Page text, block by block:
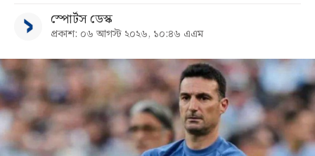
স্পোর্টস ডেস্ক
প্রকাশ: ০৬ আগস্ট ২০২৬, ১০:৪৬ এএম